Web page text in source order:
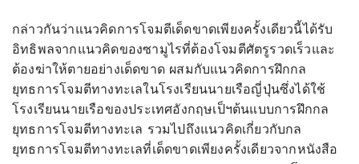
กล่าวกันว่าแนวคิดการโจมตีเด็ดขาดเพียงครั้งเดียวนี้ได้รับ
อิทธิพลจากแนวคิดของซามูไรที่ต้องโจมตีศัตรูรวดเร็วและ
ต้องฆ่าให้ตายอย่างเด็ดขาด ผสมกับแนวคิดการฝึกกล
ยุทธการโจมตีทางทะเลในโรงเรียนนายเรือญี่ปุ่นซึ่งได้ใช้
โรงเรียนนายเรือของประเทศอังกฤษเป็ฯต้นแบบการฝึกกล
ยุทธการโจมตีทางทะเล รวมไปถึงแนวคิดเกี่ยวกับกล
ยุทธการโจมตีทางทะเลที่เด็ดขาดเพียงครั้งเดียวจากหนังสือ